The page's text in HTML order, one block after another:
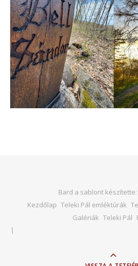
Bard a sablont készítette:
Kezdőlap Teleki Pál emléktúrák
Galériák Teleki Pál